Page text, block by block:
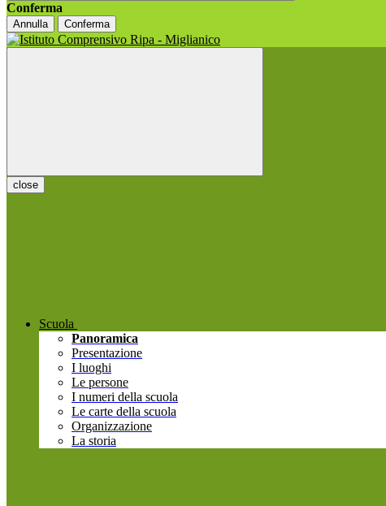
Conferma
Annulla Conferma
close
Scuola
Panoramica
Presentazione
I luoghi
Le persone
I numeri della scuola
Le carte della scuola
Organizzazione
La storia